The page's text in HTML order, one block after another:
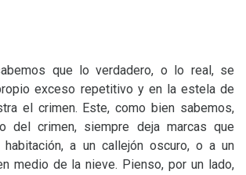
que lo verdadero, o lo real, se
exceso repetitivo y en la estela de
el crimen. Este, como bien sabemos,
del crimen, siempre deja marcas que
habitación, a un callejón oscuro, o a un
medio de la nieve. Pienso, por un lado,